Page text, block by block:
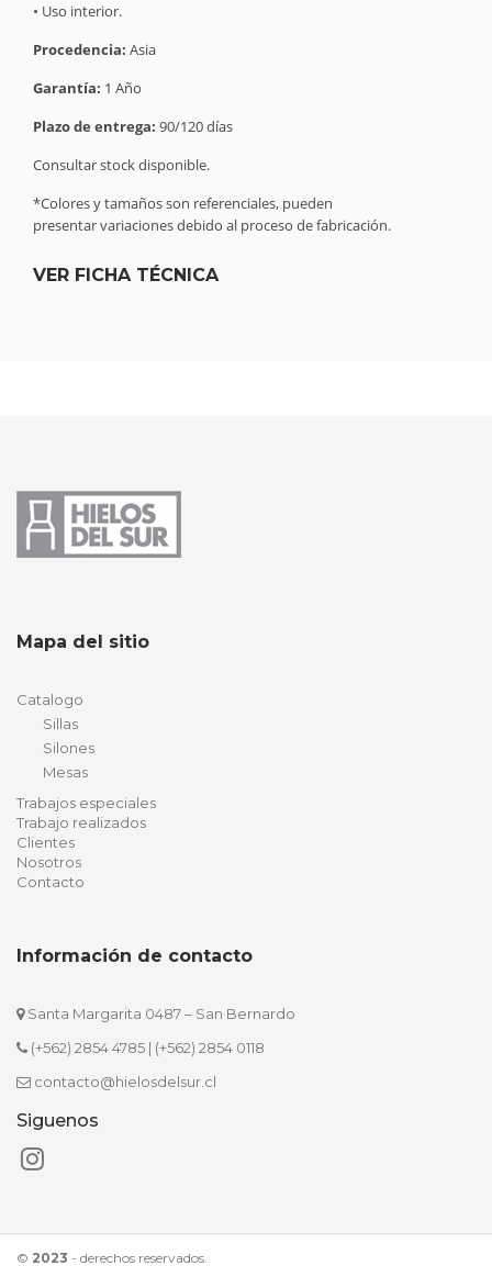
• Uso interior.
Procedencia: Asia
Garantía: 1 Año
Plazo de entrega: 90/120 días
Consultar stock disponible.
*Colores y tamaños son referenciales, pueden
presentar variaciones debido al proceso de fabricación.
VER FICHA TÉCNICA
Mapa del sitio
Catalogo
Sillas
Silones
Mesas
Trabajos especiales
Trabajo realizados
Clientes
Nosotros
Contacto
Información de contacto
Santa Margarita 0487 – San Bernardo
(+562) 2854 4785 | (+562) 2854 0118
contacto@hielosdelsur.cl
Siguenos
© 2023 - derechos reservados.